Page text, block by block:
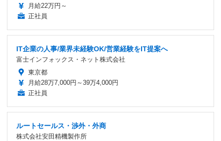
月給22万円～
正社員
IT企業の人事/業界未経験OK/営業経験をIT提案へ
富士インフォックス・ネット株式会社
東京都
月給28万7,000円～39万4,000円
正社員
ルートセールス・渉外・外商
株式会社安田精機製作所